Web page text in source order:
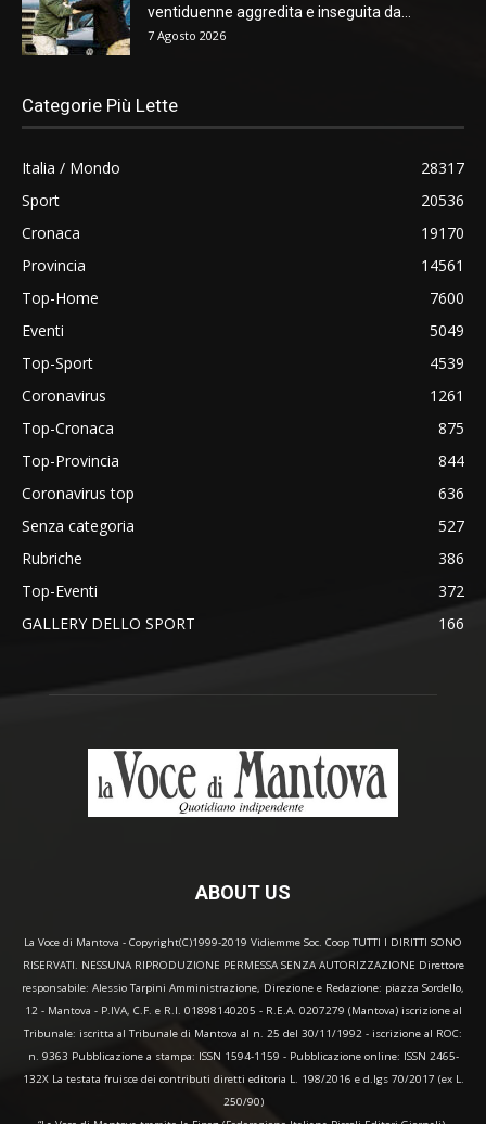
ventiduenne aggredita e inseguita da...
7 Agosto 2026
Categorie Più Lette
Italia / Mondo
28317
Sport
20536
Cronaca
19170
Provincia
14561
Top-Home
7600
Eventi
5049
Top-Sport
4539
Coronavirus
1261
Top-Cronaca
875
Top-Provincia
844
Coronavirus top
636
Senza categoria
527
Rubriche
386
Top-Eventi
372
GALLERY DELLO SPORT
166
ABOUT US
La Voce di Mantova - Copyright(C)1999-2019 Vidiemme Soc. Coop TUTTI I DIRITTI SONO
RISERVATI. NESSUNA RIPRODUZIONE PERMESSA SENZA AUTORIZZAZIONE Direttore
responsabile: Alessio Tarpini Amministrazione, Direzione e Redazione: piazza Sordello,
12 - Mantova - P.IVA, C.F. e R.I. 01898140205 - R.E.A. 0207279 (Mantova) iscrizione al
Tribunale: iscritta al Tribunale di Mantova al n. 25 del 30/11/1992 - iscrizione al ROC:
n. 9363 Pubblicazione a stampa: ISSN 1594-1159 - Pubblicazione online: ISSN 2465-
132X La testata fruisce dei contributi diretti editoria L. 198/2016 e d.lgs 70/2017 (ex L.
250/90)